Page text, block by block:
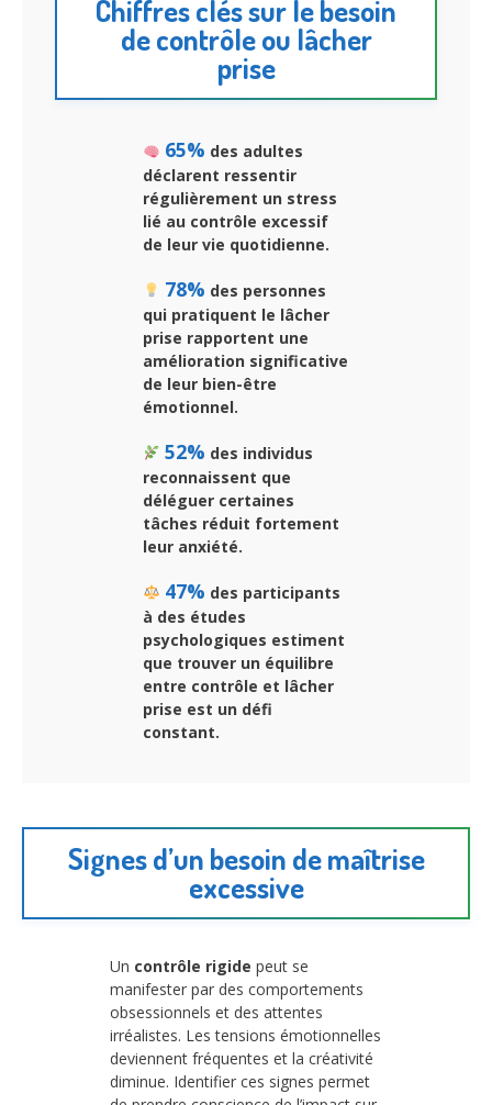
Chiffres clés sur le besoin
de contrôle ou lâcher
prise
65% des adultes
déclarent ressentir
régulièrement un stress
lié au contrôle excessif
de leur vie quotidienne.
78% des personnes
qui pratiquent le lâcher
prise rapportent une
amélioration significative
de leur bien-être
émotionnel.
52% des individus
reconnaissent que
déléguer certaines
tâches réduit fortement
leur anxiété.
47% des participants
à des études
psychologiques estiment
que trouver un équilibre
entre contrôle et lâcher
prise est un défi
constant.
Signes d’un besoin de maîtrise
excessive
Un contrôle rigide peut se
manifester par des comportements
obsessionnels et des attentes
irréalistes. Les tensions émotionnelles
deviennent fréquentes et la créativité
diminue. Identifier ces signes permet